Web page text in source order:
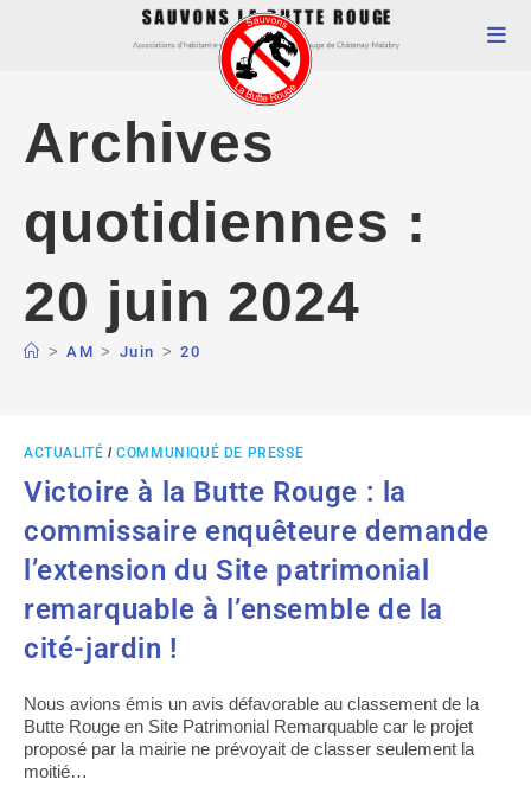
Archives
quotidiennes :
20 juin 2024
> AM > Juin > 20
ACTUALITÉ /COMMUNIQUÉ DE PRESSE
Victoire à la Butte Rouge : la
commissaire enquêteure demande
l’extension du Site patrimonial
remarquable à l’ensemble de la
cité-jardin !
Nous avions émis un avis défavorable au classement de la
Butte Rouge en Site Patrimonial Remarquable car le projet
proposé par la mairie ne prévoyait de classer seulement la
moitié…